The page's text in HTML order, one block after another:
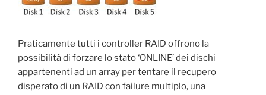
Praticamente tutti i controller RAID offrono la
possibilità di forzare lo stato ‘ONLINE’ dei dischi
appartenenti ad un array per tentare il recupero
disperato di un RAID con failure multiplo, una